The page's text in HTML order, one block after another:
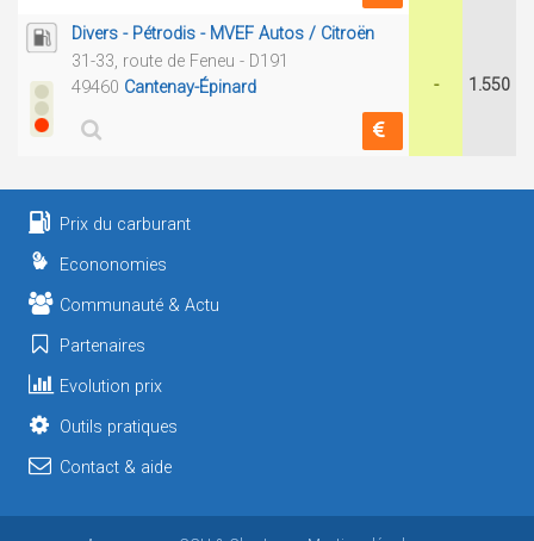
Divers - Pétrodis - MVEF Autos / Citroën
31-33, route de Feneu - D191
49460 Cantenay-Épinard - 1.550
Prix du carburant
Econonomies
Communauté & Actu
Partenaires
Evolution prix
Outils pratiques
Contact & aide